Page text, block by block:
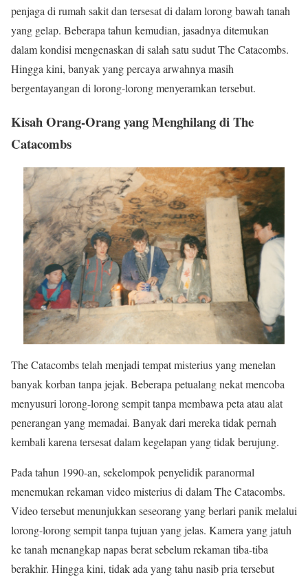
penjaga di rumah sakit dan tersesat di dalam lorong bawah tanah
yang gelap. Beberapa tahun kemudian, jasadnya ditemukan
dalam kondisi mengenaskan di salah satu sudut The Catacombs.
Hingga kini, banyak yang percaya arwahnya masih
bergentayangan di lorong-lorong menyeramkan tersebut.
Kisah Orang-Orang yang Menghilang di The
Catacombs
The Catacombs telah menjadi tempat misterius yang menelan
banyak korban tanpa jejak. Beberapa petualang nekat mencoba
menyusuri lorong-lorong sempit tanpa membawa peta atau alat
penerangan yang memadai. Banyak dari mereka tidak pernah
kembali karena tersesat dalam kegelapan yang tidak berujung.
Pada tahun 1990-an, sekelompok penyelidik paranormal
menemukan rekaman video misterius di dalam The Catacombs.
Video tersebut menunjukkan seseorang yang berlari panik melalui
lorong-lorong sempit tanpa tujuan yang jelas. Kamera yang jatuh
ke tanah menangkap napas berat sebelum rekaman tiba-tiba
berakhir. Hingga kini, tidak ada yang tahu nasib pria tersebut